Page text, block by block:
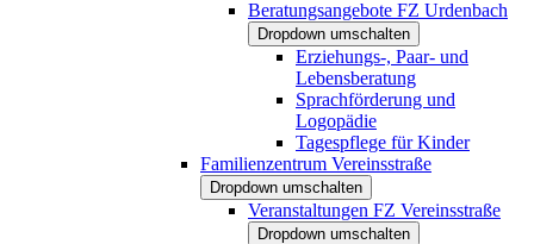
Beratungsangebote FZ Urdenbach
Dropdown umschalten
Erziehungs-, Paar- und
Lebensberatung
Sprachförderung und
Logopädie
Tagespflege für Kinder
Familienzentrum Vereinsstraße
Dropdown umschalten
Veranstaltungen FZ Vereinsstraße
Dropdown umschalten